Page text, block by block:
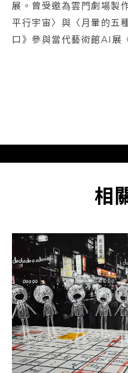
展。曾受邀為雲門劇場製
平行宇宙〉與〈月暈的五
口》參與當代藝術館AI展
相